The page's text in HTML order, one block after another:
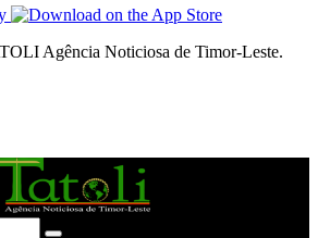
Agência Noticiosa de Timor-Leste.